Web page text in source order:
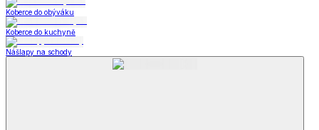
Koberce do obýváku
Koberce do kuchyně
Nášlapy na schody